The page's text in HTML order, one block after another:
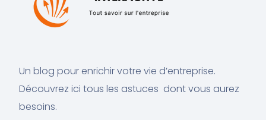
Un blog pour enrichir votre vie d’entreprise.
Découvrez ici tous les astuces dont vous aurez
besoins.